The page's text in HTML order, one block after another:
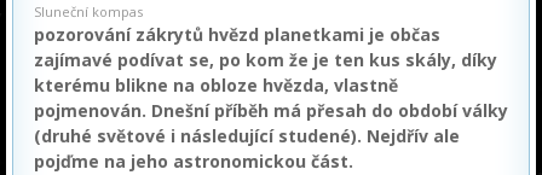
Sluneční kompas
pozorování zákrytů hvězd planetkami je občas
zajímavé podívat se, po kom že je ten kus skály, díky
kterému blikne na obloze hvězda, vlastně
pojmenován. Dnešní příběh má přesah do období války
(druhé světové i následující studené). Nejdřív ale
pojďme na jeho astronomickou část.